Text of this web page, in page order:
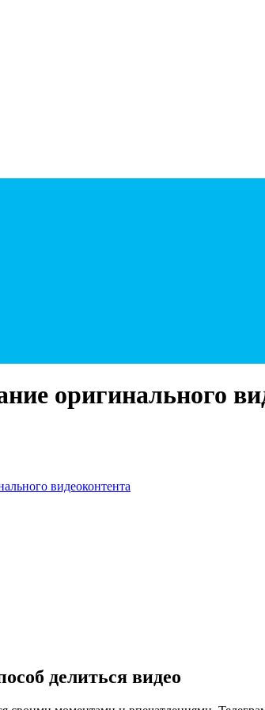
оригинального
видеоконтента
делиться видео